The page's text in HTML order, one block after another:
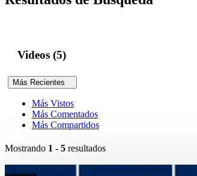
Videos (5)
Más Recientes
Más Vistos
Más Comentados
Más Compartidos
Mostrando 1 - 5 resultados